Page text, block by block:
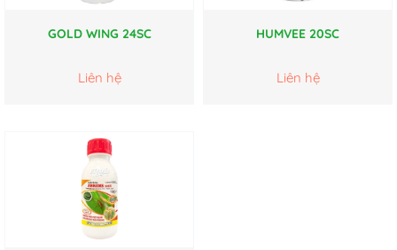
GOLD WING 24SC
Liên hệ
HUMVEE 20SC
Liên hệ